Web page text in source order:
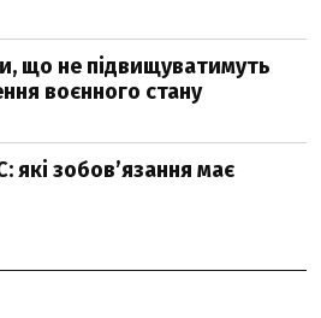
що не підвищуватимуть
воєнного стану
які зобов’язання має